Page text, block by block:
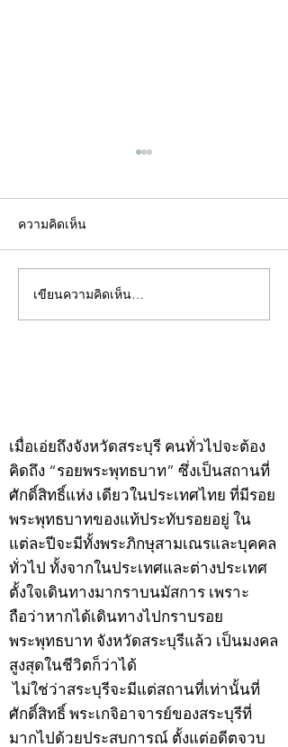
คอลัมน์"จับชีพจรวงการ
พระ"ประจำพุธที่ 29
ความคิดเห็น
เขียนความคิดเห็น…
เมื่อเอ่ยถึงจังหวัดสระบุรี คนทั่วไปจะต้อง
คิดถึง “รอยพระพุทธบาท” ซึ่งเป็นสถานที่
ศักดิ์สิทธิ์แห่ง เดียวในประเทศไทย ที่มีรอย
พระพุทธบาทของแท้ประทับรอยอยู่ ใน
แต่ละปีจะมีทั้งพระภิกษุสามเณรและบุคคล
ทั่วไป ทั้งจากในประเทศและต่างประเทศ
ตั้งใจเดินทางมากราบนมัสการ เพราะ
ถือว่าหากได้เดินทางไปกราบรอย
พระพุทธบาท จังหวัดสระบุรีแล้ว เป็นมงคล
สูงสุดในชีวิตก็ว่าได้
ไม่ใช่ว่าสระบุรีจะมีแต่สถานที่เท่านั้นที่
ศักดิ์สิทธิ์ พระเกจิอาจารย์ของสระบุรีที่
มากไปด้วยประสบการณ์ ตั้งแต่อดีตจวบ